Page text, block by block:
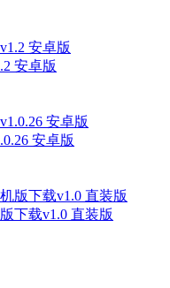
安卓版
安卓版
下载v1.0 直装版